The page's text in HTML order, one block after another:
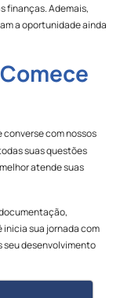
finanças. Ademais,
a oportunidade ainda
converse com nossos
suas questões
atende suas
inicia sua jornada com
seu desenvolvimento